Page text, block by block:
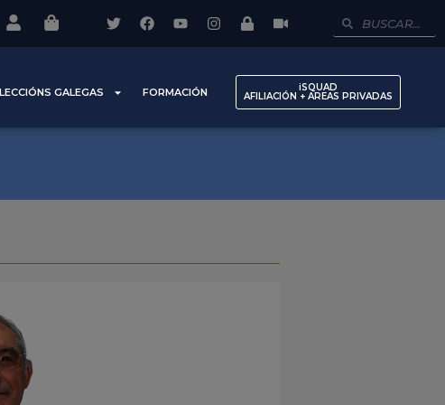
GALEGAS FORMACIÓN iSQUAD
AFILIACIÓN + AREAS PRIVADAS